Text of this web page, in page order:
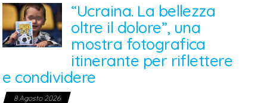
“Ucraina. La bellezza
oltre il dolore”, una
mostra fotografica
itinerante per riflettere
e condividere
8 Agosto 2026